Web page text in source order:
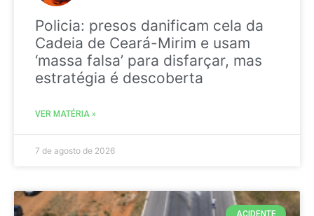
Policia: presos danificam cela da
Cadeia de Ceará-Mirim e usam
‘massa falsa’ para disfarçar, mas
estratégia é descoberta
VER MATÉRIA »
7 de agosto de 2026
ACIDENTE